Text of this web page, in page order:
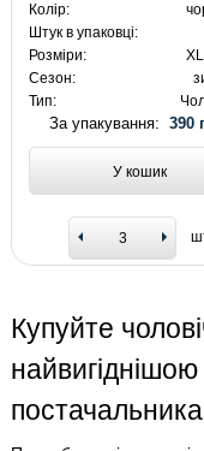
Колір:
Штук в упаковці:
Розміри:
Сезон:
Тип:
За упакування:390
У кошик
Купуйте
постачальника